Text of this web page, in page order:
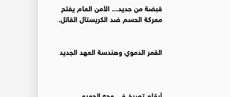
قبضة من حديد... الأمن العام يفتح
معركة الحسم ضد الكريستال القاتل.
القمر الدموي وهندسة العهد الجديد